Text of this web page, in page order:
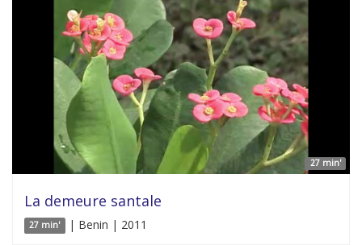
27 min'
La demeure santale
27 min' | Benin | 2011